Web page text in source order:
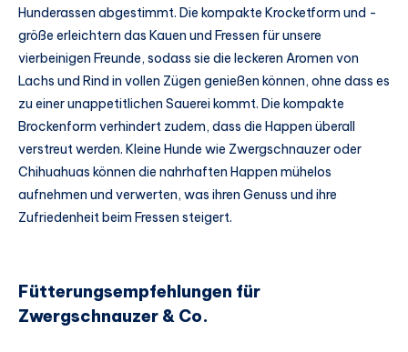
Hunderassen abgestimmt. Die kompakte Krocketform und -
größe erleichtern das Kauen und Fressen für unsere
vierbeinigen Freunde, sodass sie die leckeren Aromen von
Lachs und Rind in vollen Zügen genießen können, ohne dass es
zu einer unappetitlichen Sauerei kommt. Die kompakte
Brockenform verhindert zudem, dass die Happen überall
verstreut werden. Kleine Hunde wie Zwergschnauzer oder
Chihuahuas können die nahrhaften Happen mühelos
aufnehmen und verwerten, was ihren Genuss und ihre
Zufriedenheit beim Fressen steigert.
Fütterungsempfehlungen für
Zwergschnauzer & Co.